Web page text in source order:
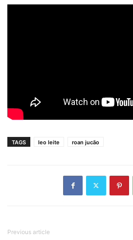
TAGS leo leite roan jucão
Previous article